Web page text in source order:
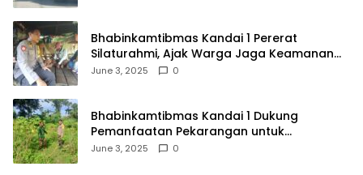
Bhabinkamtibmas Kandai 1 Pererat
Silaturahmi, Ajak Warga Jaga Keamanan
Lingkungan
June 3, 2025 0
Bhabinkamtibmas Kandai 1 Dukung
Pemanfaatan Pekarangan untuk
Ketahanan Pangan Menuju Indonesia Emas
June 3, 2025 0